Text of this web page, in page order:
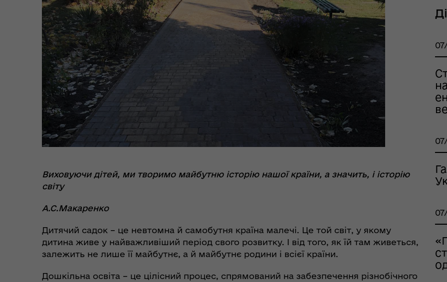
єВідновлення
Пункти незламності та
Центр життєстійкості
Кобеляцької громади
Безоплатна правнича
Виховуючи дітей, ми творимо майбутню історію нашої країни, а значить, і історію
світу
А.С.Макаренко
Дитячий садок – це невтомна й самобутня країна малечі. Це той світ, у якому
дитина живе у найважливіший період свого розвитку. І від того, як їй там живеться,
залежить не лише її майбутнє, а й майбутнє родини і всієї країни.
Дошкільна освіта – це цілісний процес, спрямований на забезпечення різнобічного